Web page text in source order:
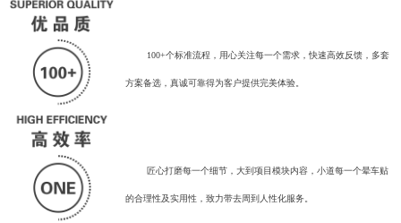
100+个标准流程，用心关注每一个需求，快速高效反馈，多套
方案备选，真诚可靠得为客户提供完美体验。
匠心打磨每一个细节，大到项目模块内容，小道每一个晕车贴
的合理性及实用性，致力带去周到人性化服务。